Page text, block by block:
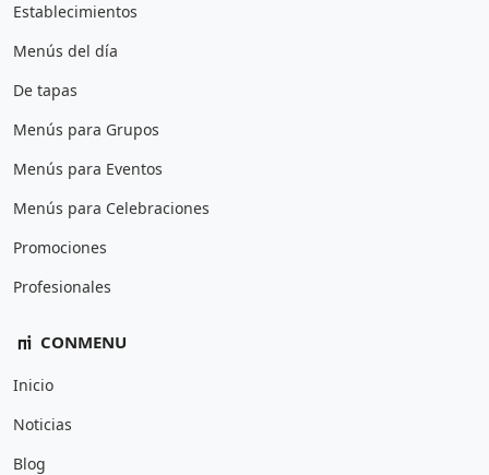
Establecimientos
Menús del día
De tapas
Menús para Grupos
Menús para Eventos
Menús para Celebraciones
Promociones
Profesionales
CONMENU
Inicio
Noticias
Blog